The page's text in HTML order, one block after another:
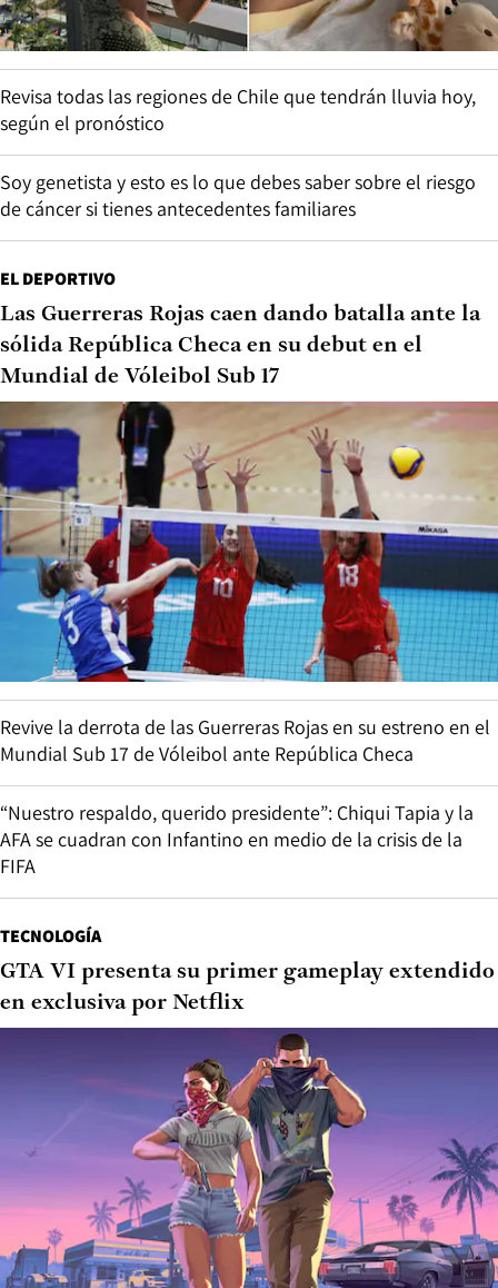
Revisa todas las regiones de Chile que tendrán lluvia hoy,
según el pronóstico
Soy genetista y esto es lo que debes saber sobre el riesgo
de cáncer si tienes antecedentes familiares
EL DEPORTIVO
Las Guerreras Rojas caen dando batalla ante la
sólida República Checa en su debut en el
Mundial de Vóleibol Sub 17
Revive la derrota de las Guerreras Rojas en su estreno en el
Mundial Sub 17 de Vóleibol ante República Checa
“Nuestro respaldo, querido presidente”: Chiqui Tapia y la
AFA se cuadran con Infantino en medio de la crisis de la
FIFA
TECNOLOGÍA
GTA VI presenta su primer gameplay extendido
en exclusiva por Netflix